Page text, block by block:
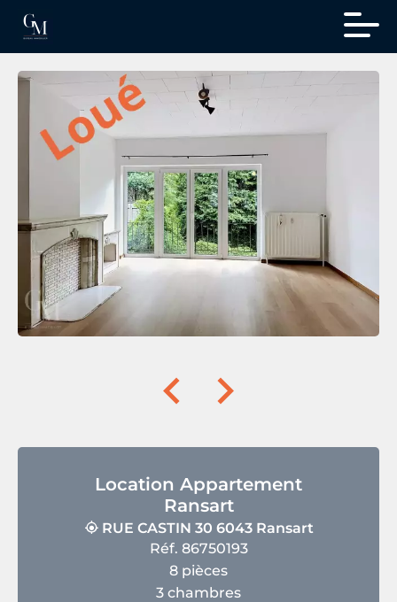
Location Appartement
Ransart
RUE CASTIN 30 6043 Ransart
Réf. 86750193
8 pièces
3 chambres